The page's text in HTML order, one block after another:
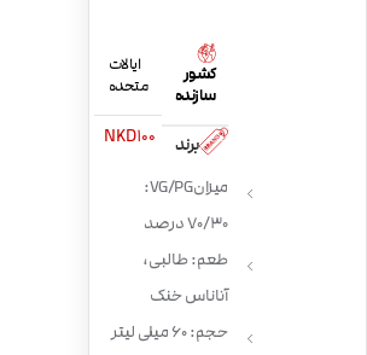
کشور
سازنده
ایالات
متحده
برند NKD100
میزان VG/PG:
70/30 درصد
طعم: طالبی،
آناناس خنک
حجم: 60 میلی لیتر